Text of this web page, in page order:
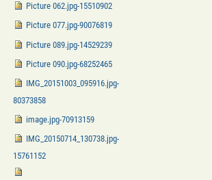
Picture 062.jpg-15510902
Picture 077.jpg-90076819
Picture 089.jpg-14529239
Picture 090.jpg-68252465
IMG_20151003_095916.jpg-
80373858
image.jpg-70913159
IMG_20150714_130738.jpg-
15761152